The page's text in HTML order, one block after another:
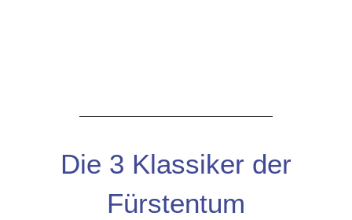
Die 3 Klassiker der
Fürstentum